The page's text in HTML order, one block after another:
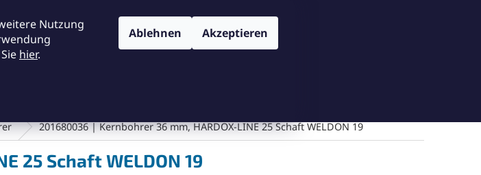
Nutzung
hier.
Ablehnen Akzeptieren
201680036 | Kernbohrer 36 mm, HARDOX-LINE 25 Schaft WELDON 19
25 Schaft WELDON 19